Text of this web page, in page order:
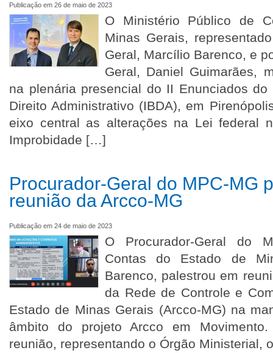
Publicação em 26 de maio de 2023
O Ministério Público de
Minas Gerais,
Geral, Marcílio Barenco, e
Geral, Daniel Guimarães,
na plenária presencial do II Enunciados
Direito Administrativo (IBDA), em
eixo central as alterações na Lei federal
Improbidade […]
Procurador-Geral do MPC-MG
reunião da Arcco-MG
Publicação em 24 de maio de 2023
O Procurador-Geral do
Contas do Estado de
Barenco, palestrou em
da Rede de Controle e
Estado de Minas Gerais (Arcco-MG) na
âmbito do projeto Arcco em
reunião, representando o Órgão Ministerial,